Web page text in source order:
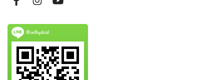
@selfoptical